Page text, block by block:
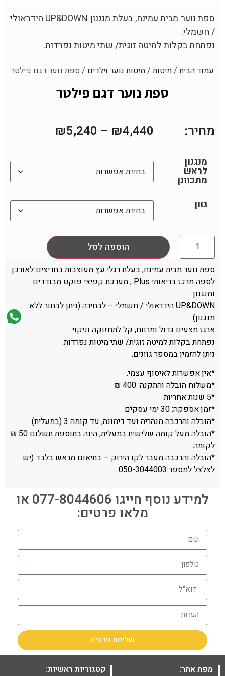
ספת נוער מבית עמינח, בעלת מנגנון UP&DOWN הידראולי
/ חשמלי.
נפתחת בקלות למיטה זוגית/ שתי מיטות נפרדות.
עמוד הבית/מיטות/מיטות נוער וילדים / ספת נוער דגם פילטר
ספת נוער דגם פילטר
מחיר: ₪4,440
–
₪5,240
מנגנון
לראש
מתכוונן
גוון
הוספה לסל
ספת נוער מבית עמינח, בעלת רגלי עץ מעוצבות בחריצים לאורכן.
לספה מרכז בריאותי Plus , מערכת קפיצי פוקט מבודדים
ומנגנון
UP&DOWN הידראולי / חשמלי – לבחירה (ניתן לבחור ללא
מנגנון).
ארגז מצעים גדול ומרווח, קל לתחזוקה וניקוי.
נפתחת בקלות למיטה זוגית/ שתי מיטות נפרדות.
ניתן להזמין במספר גוונים.
*אין אפשרות לאיסוף עצמי.
*משלוח הובלה והתקנה: 400 ₪
*5 שנות אחריות
*זמן אספקה: 30 ימי עסקים
*הובלה והרכבה מנהריה ועד דימונה, עד קומה 3 (במעלית).
*הובלה מעל קומה שלישית במעלית, הינה בתוספת תשלום 50 ₪
לקומה.
*הובלה והרכבה מעבר לקו הירוק – בתיאום מראש בלבד (יש
לצלצל למספר 050-3044003
למידע נוסף חייגו 077-8044606 או
מלאו פרטים:
שליחת פרטים
מפת אתר: קטגוריות ראשיות: